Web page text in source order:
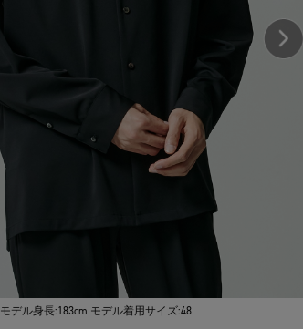
モデル身長:183cm モデル着用サイズ:48